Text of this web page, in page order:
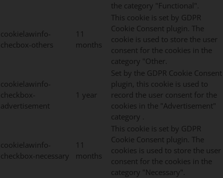
the category "Functional".
cookielawinfo-
checbox-others
11
months
This cookie is set by GDPR
Cookie Consent plugin. The
cookie is used to store the user
consent for the cookies in the
category "Other.
cookielawinfo-
checkbox-
advertisement
1 year
Set by the GDPR Cookie Consent
plugin, this cookie is used to
record the user consent for the
cookies in the "Advertisement"
category .
cookielawinfo-
checkbox-necessary
11
months
This cookie is set by GDPR
Cookie Consent plugin. The
cookies is used to store the user
consent for the cookies in the
category "Necessary".